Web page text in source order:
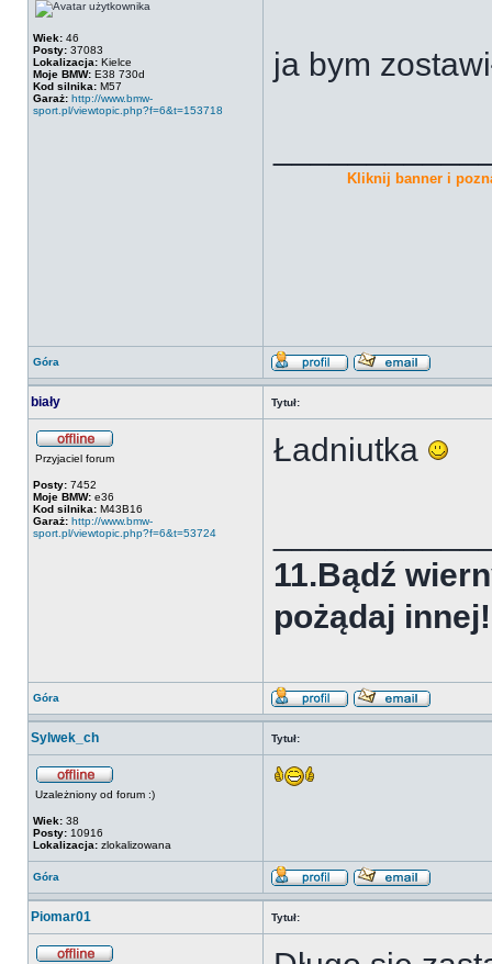
Wiek: 46
Posty: 37083
Lokalizacja: Kielce
Moje BMW: E38 730d
Kod silnika: M57
Garaż: http://www.bmw-
sport.pl/viewtopic.php?f=6&t=153718
ja bym
Kliknij banner i
Góra
biały Tytuł:
Przyjaciel forum
Posty: 7452
Moje BMW: e36
Kod silnika: M43B16
Garaż: http://www.bmw-
sport.pl/viewtopic.php?f=6&t=53724
Ładniutka
11.Bądź
pożądaj
Góra
Sylwek_ch Tytuł:
Uzależniony od forum :)
Wiek: 38
Posty: 10916
Lokalizacja: zlokalizowana
Góra
Piomar01 Tytuł: